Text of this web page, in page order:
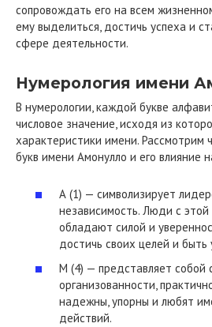
сопровождать его на всем
ему выделиться, достичь успеха и
сфере деятельности.
Нумерология имени
В нумерологии, каждой букве
числовое значение, исходя из
характеристики имени. Рассмотрим
букв имени Амонулло и его влияние
А (1) — символизирует
независимость. Люди с этой
обладают силой и
достичь своих целей и быть
М (4) — представляет собой
организованности,
надежны, упорны и любят
действий.